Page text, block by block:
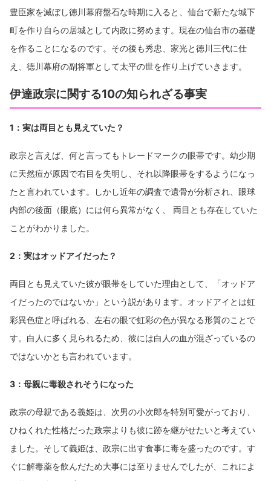
豊臣家を滅ぼし徳川幕府盤石な時期に入ると、仙台で新たな城下
町を作り自らの居城として内政に努めます。現在の仙台市の基礎
を作ることになるのです。その後も秀忠、家光と徳川三代に仕
え、徳川幕府の副将軍として太平の世を作り上げていきます。
伊達政宗に関する10の知られざる事実
1：実は両目とも見えていた？
政宗と言えば、何と言ってもトレードマークの眼帯です。幼少期
に天然痘が原因で右目を失明し、それ以降眼帯をするようになっ
たと言われています。しかし近年の調査で遺骨が分析され、眼球
内部の後面（眼底）には何ら異常がなく、 両目とも存在していた
ことがわかりました。
2：実はオッドアイだった？
両目とも見えていた彼が眼帯をしていた理由として、「オッドア
イだったのではないか」という説があります。オッドアイとは虹
彩異色症と呼ばれる、左右の眼で虹彩の色が異なる形質のことで
す。白人に多く見られるため、彼には白人の血が混ざっているの
ではないかとも言われています。
3：母親に毒殺されそうになった
政宗の母親である義姫は、次男の小次郎を特別可愛がっており、
ひねくれた性格だった政宗よりも彼に跡を継がせたいと考えてい
ました。そして義姫は、政宗に出す食事に毒を盛ったのです。す
ぐに解毒薬を飲んだため大事には至りませんでしたが、これによ